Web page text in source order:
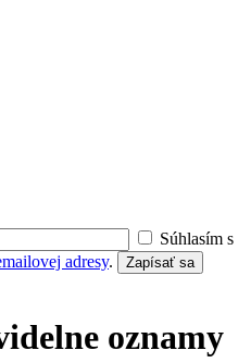
Súhlasím s
adresy. Zapísať sa
oznamy